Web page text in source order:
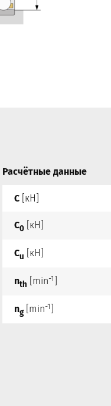
Расчётные данные
C [кН]
C0 [кН]
Cu [кН]
nth [min-1
ng[min-1